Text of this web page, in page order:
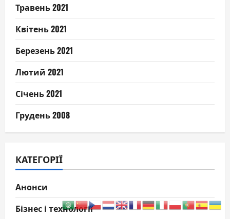
Травень 2021
Квітень 2021
Березень 2021
Лютий 2021
Січень 2021
Грудень 2008
КАТЕГОРІЇ
Анонси
Бізнес і технології